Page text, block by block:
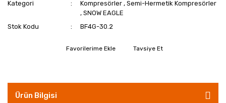
Kategori Kompresörler ,Semi-Hermetik Kompresörler
,SNOW EAGLE
Stok Kodu
BF4G-30.2
Tavsiye Et
Ürün Bilgisi